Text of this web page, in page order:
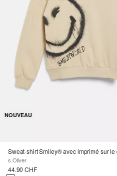
NOUVEAU
s.Oliver
44.90 CHF